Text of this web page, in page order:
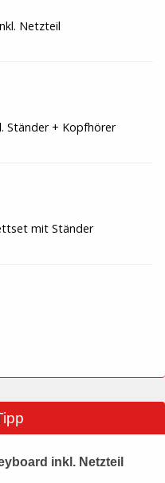
Netzteil
Ständer + Kopfhörer
mit Ständer
inkl. Netzteil